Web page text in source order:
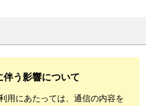
伴う影響について
用にあたっては、通信の内容を